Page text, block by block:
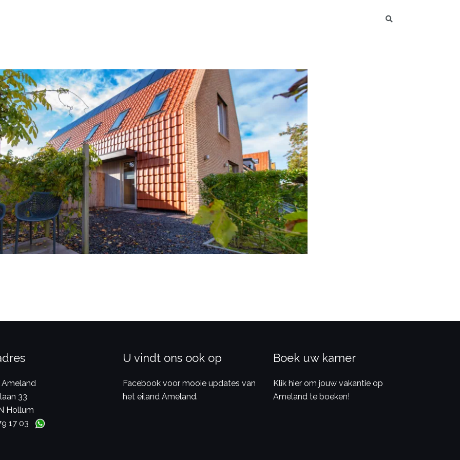
Ameland
33
Hollum
17 03
U vindt ons ook op
Facebook voor mooie updates van
het eiland Ameland.
Boek uw kamer
Klik hier om jouw vakantie op
Ameland te boeken!